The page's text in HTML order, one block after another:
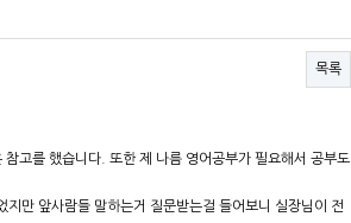
목록
고를 했습니다. 또한 제 나름 영어공부가 필요해서 공부도
만 앞사람들 말하는거 질문받는걸 들어보니 실장님이 전